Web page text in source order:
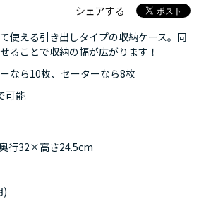
シェアする
使える引き出しタイプの収納ケース。同
ることで収納の幅が広がります！
なら10枚、セーターなら8枚
可能
行32×高さ24.5cm
)